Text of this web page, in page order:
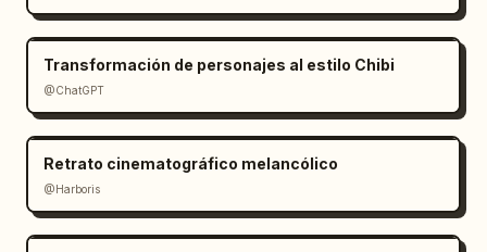
Transformación de personajes al estilo Chibi
@ChatGPT
Retrato cinematográfico melancólico
@Harboris